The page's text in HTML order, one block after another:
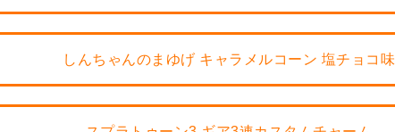
しんちゃんのまゆげ キャラメルコーン 塩チョコ味